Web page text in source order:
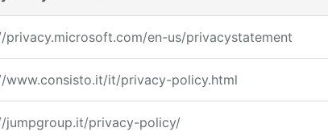
privacy.microsoft.com/en-us/privacystatement
www.consisto.it/it/privacy-policy.html
jumpgroup.it/privacy-policy/